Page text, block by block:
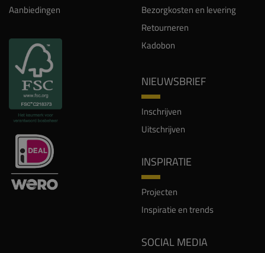
Aanbiedingen
Bezorgkosten en levering
Retourneren
Kadobon
NIEUWSBRIEF
Inschrijven
Uitschrijven
INSPIRATIE
Projecten
Inspiratie en trends
SOCIAL MEDIA